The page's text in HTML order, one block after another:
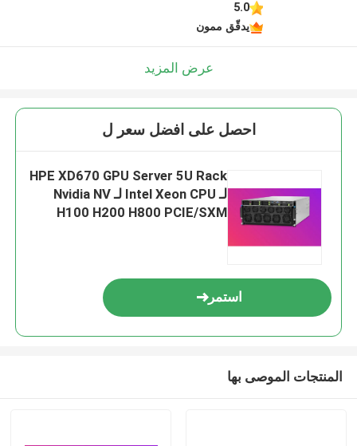
5.0
يدقّق ممون
عرض المزيد
احصل على افضل سعر ل
HPE XD670 GPU Server 5U Rack
لـ Intel Xeon CPU لـ Nvidia NV
H100 H200 H800 PCIE/SXM
استمر
المنتجات الموصى بها